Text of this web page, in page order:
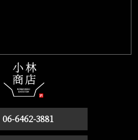
06-6462-3881